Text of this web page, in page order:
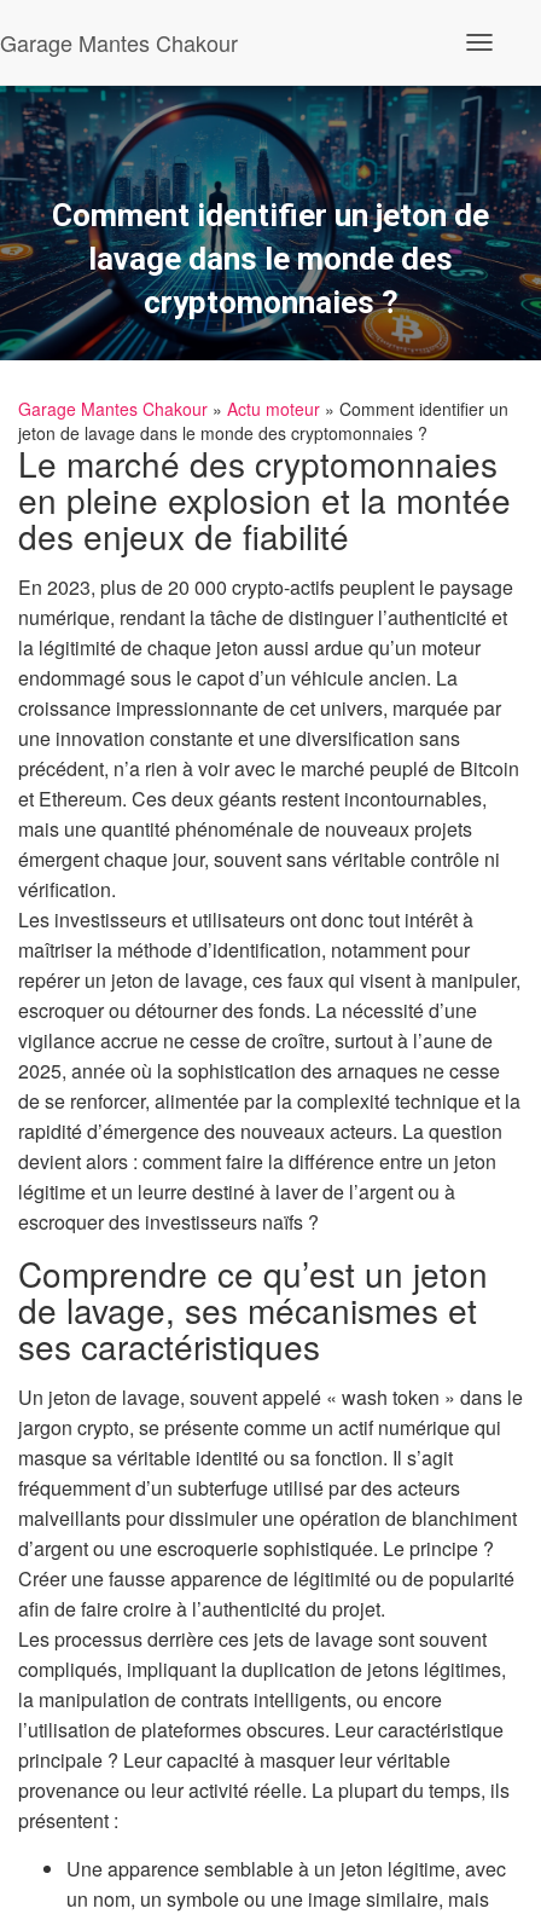
Garage Mantes Chakour
v
r
i
r
e
m
e
r
a
v
a
t
i
Comment identifier un jeton de
lavage dans le monde des
cryptomonnaies ?
Garage Mantes Chakour » Actu moteur » Comment identifier un
jeton de lavage dans le monde des cryptomonnaies ?
Le marché des cryptomonnaies
en pleine explosion et la montée
des enjeux de fiabilité
En 2023, plus de 20 000 crypto-actifs peuplent le paysage
numérique, rendant la tâche de distinguer l’authenticité et
la légitimité de chaque jeton aussi ardue qu’un moteur
endommagé sous le capot d’un véhicule ancien. La
croissance impressionnante de cet univers, marquée par
une innovation constante et une diversification sans
précédent, n’a rien à voir avec le marché peuplé de Bitcoin
et Ethereum. Ces deux géants restent incontournables,
mais une quantité phénoménale de nouveaux projets
émergent chaque jour, souvent sans véritable contrôle ni
vérification.
Les investisseurs et utilisateurs ont donc tout intérêt à
maîtriser la méthode d’identification, notamment pour
repérer un jeton de lavage, ces faux qui visent à manipuler,
escroquer ou détourner des fonds. La nécessité d’une
vigilance accrue ne cesse de croître, surtout à l’aune de
2025, année où la sophistication des arnaques ne cesse
de se renforcer, alimentée par la complexité technique et la
rapidité d’émergence des nouveaux acteurs. La question
devient alors : comment faire la différence entre un jeton
légitime et un leurre destiné à laver de l’argent ou à
escroquer des investisseurs naïfs ?
Comprendre ce qu’est un jeton
de lavage, ses mécanismes et
ses caractéristiques
Un jeton de lavage, souvent appelé « wash token » dans le
jargon crypto, se présente comme un actif numérique qui
masque sa véritable identité ou sa fonction. Il s’agit
fréquemment d’un subterfuge utilisé par des acteurs
malveillants pour dissimuler une opération de blanchiment
d’argent ou une escroquerie sophistiquée. Le principe ?
Créer une fausse apparence de légitimité ou de popularité
afin de faire croire à l’authenticité du projet.
Les processus derrière ces jets de lavage sont souvent
compliqués, impliquant la duplication de jetons légitimes,
la manipulation de contrats intelligents, ou encore
l’utilisation de plateformes obscures. Leur caractéristique
principale ? Leur capacité à masquer leur véritable
provenance ou leur activité réelle. La plupart du temps, ils
présentent :
Une apparence semblable à un jeton légitime, avec
un nom, un symbole ou une image similaire, mais